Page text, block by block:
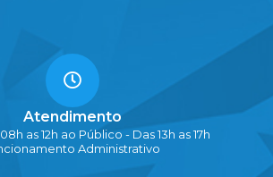
Atendimento
as 12h ao Público - Das 13h as 17h
Administrativo